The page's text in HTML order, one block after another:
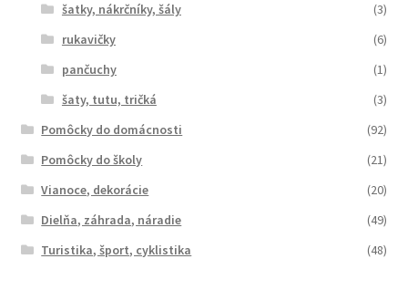
šatky, nákrčníky, šály
(3)
rukavičky
(6)
pančuchy
(1)
šaty, tutu, tričká
(3)
Pomôcky do domácnosti
(92)
Pomôcky do školy
(21)
Vianoce, dekorácie
(20)
Dielňa, záhrada, náradie
(49)
Turistika, šport, cyklistika
(48)